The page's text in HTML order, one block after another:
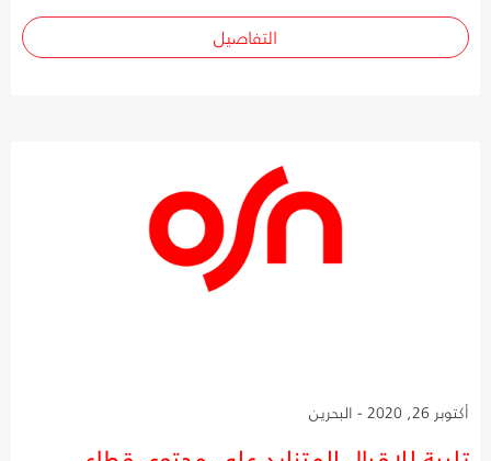
التفاصيل
أكتوبر 26, 2020 - البحرين